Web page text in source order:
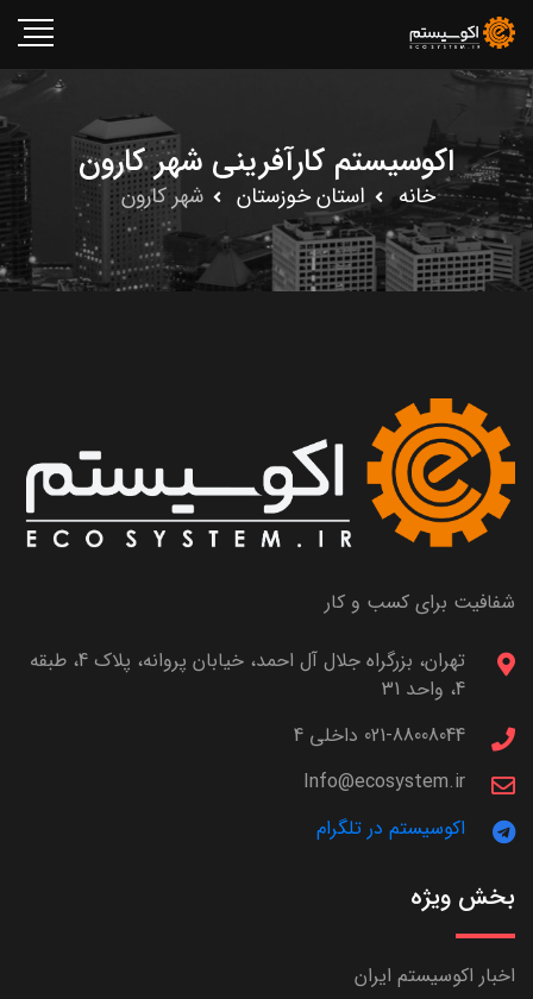
اکوسیستم کارآفرینی شهر کارون
خانه استان خوزستان شهر کارون
شفافیت برای کسب و کار
تهران، بزرگراه جلال آل احمد، خیابان پروانه، پلاک 4، طبقه
4، واحد 31
021-88008044 داخلی 4
Info@ecosystem.ir
اکوسیستم در تلگرام
بخش ویژه
اخبار اکوسیستم ایران